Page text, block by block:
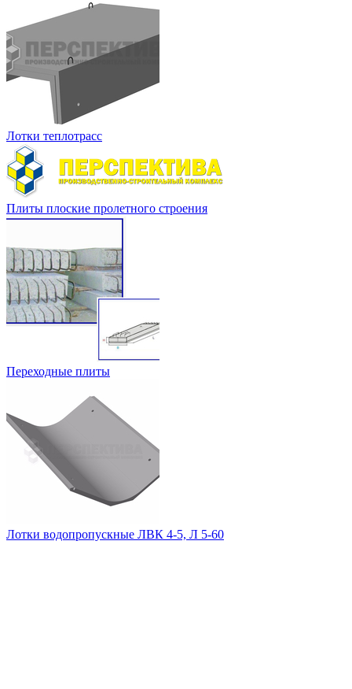
Лотки теплотрасс
Плиты плоские пролетного строения
Переходные плиты
Лотки водопропускные ЛВК 4-5, Л 5-60